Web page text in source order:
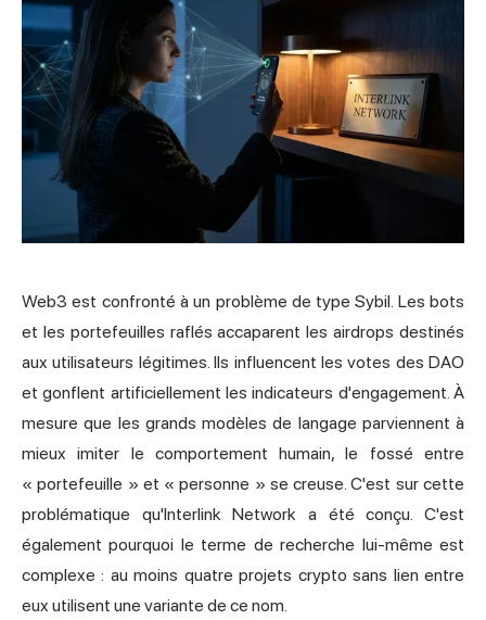
Web3 est confronté à un problème de type Sybil. Les bots
et les portefeuilles raflés accaparent les airdrops destinés
aux utilisateurs légitimes. Ils influencent les votes des DAO
et gonflent artificiellement les indicateurs d'engagement. À
mesure que les grands modèles de langage parviennent à
mieux imiter le comportement humain, le fossé entre
« portefeuille » et « personne » se creuse. C'est sur cette
problématique qu'Interlink Network a été conçu. C'est
également pourquoi le terme de recherche lui-même est
complexe : au moins quatre projets crypto sans lien entre
eux utilisent une variante de ce nom.